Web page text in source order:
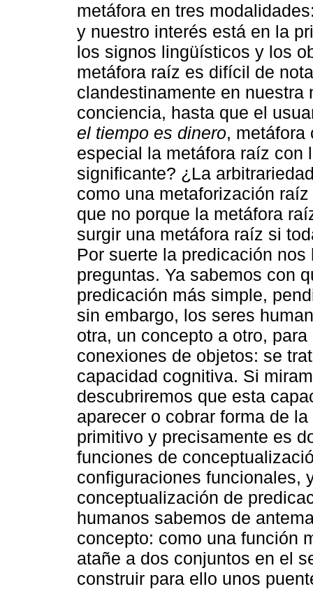
metáfora en tres
y nuestro interés está en la
los signos lingüísticos y los
metáfora raíz es difícil de
clandestinamente en nuestra
conciencia, hasta que el
el tiempo es dinero, metáfora
especial la metáfora raíz con
significante? ¿La
como una metaforización
que no porque la metáfora
surgir una metáfora raíz si
Por suerte la predicación
preguntas. Ya sabemos con
predicación más simple,
sin embargo, los seres
otra, un concepto a otro,
conexiones de objetos: se
capacidad cognitiva. Si
descubriremos que esta
aparecer o cobrar forma de
primitivo y precisamente es
funciones de
configuraciones funcionales,
conceptualización de
humanos sabemos de
concepto: como una función
atañe a dos conjuntos en el
construir para ello unos